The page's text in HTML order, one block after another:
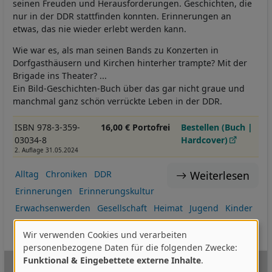
seinen Freuden und Herausforderungen. Geschichten, die
nur in der DDR stattfinden konnten. Erinnerungen an
etwas, das nie wieder erlebt werden kann.
Wie war es, als man seinen Bands zu Konzerten in
Dorfgasthäusern und Kirchen hinterher trampte? Mit der
Brigade ins Theater? ...
Ein Bild-Geschichten-Buch über das gar nicht graue und
manchmal ganz schön verrückte Leben in der DDR.
ISBN 978-3-359-
03034-8
2. Auflage 31.05.2024
16,00 € Portofrei
Bestellen (Buch |
Hardcover)
Weiterlesen
Alltag Chroniken
DDR
Erinnerungen
Erinnerungskultur
Erwachsenwerden
Gesellschaft Heimat Jugend
Kinder
Kindheit
Verwendung
von
Wir verwenden Cookies und verarbeiten
personenbezogene Daten für die folgenden Zwecke:
Funktional & Eingebettete externe Inhalte.